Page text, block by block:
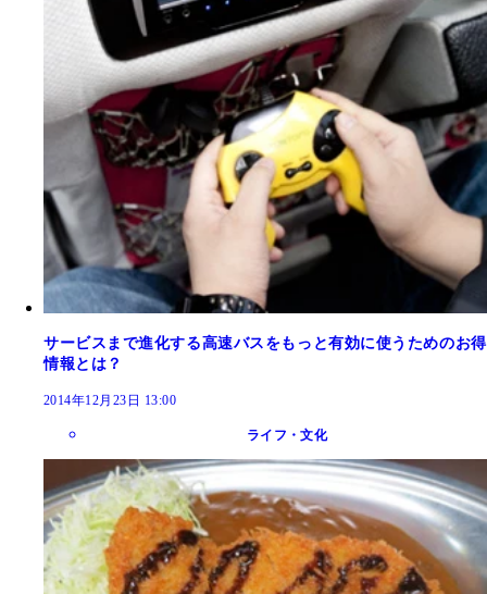
サービスまで進化する高速バスをもっと有効に使うためのお得
情報とは？
2014年12月23日 13:00
ライフ・文化